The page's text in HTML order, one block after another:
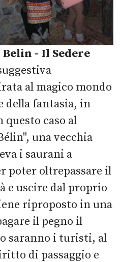
- Il Sedere
al magico mondo
della fantasia, in
caso al
una vecchia
i saurani a
poter oltrepassare il
e uscire dal proprio
riproposto in una
il pegno il
saranno i turisti, al
di passaggio e